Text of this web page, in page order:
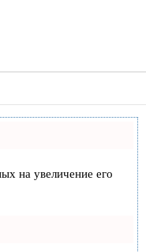
на увеличение его